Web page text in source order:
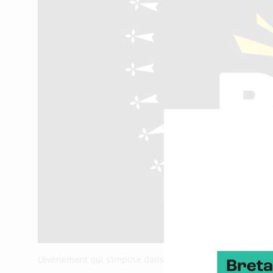
L’événement qui s’impose dans le paysage des CTF